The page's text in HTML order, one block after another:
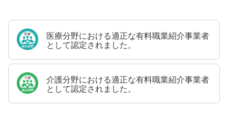
医療分野における適正な有料職業紹介事業者
として認定されました。
介護分野における適正な有料職業紹介事業者
として認定されました。